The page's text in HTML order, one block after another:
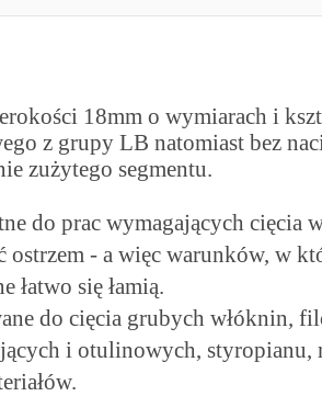
18mm o wymiarach i
z grupy LB natomiast bez
zużytego segmentu.
do prac wymagających cięcia
ostrzem - a więc warunków, w
łatwo się łamią.
do cięcia grubych włóknin,
i otulinowych, styropianu,